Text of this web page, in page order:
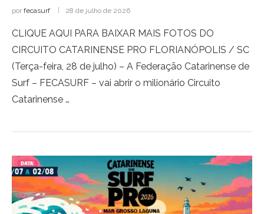
por fecasurf 28 de julho de 2026
CLIQUE AQUI PARA BAIXAR MAIS FOTOS DO
CIRCUITO CATARINENSE PRO FLORIANÓPOLIS / SC
(Terça-feira, 28 de julho) – A Federação Catarinense de
Surf – FECASURF – vai abrir o milionário Circuito
Catarinense …